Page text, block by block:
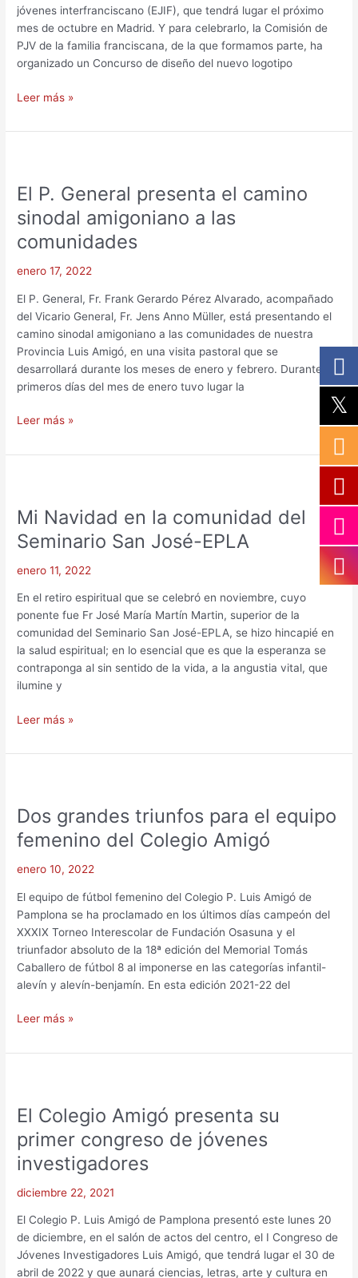
jóvenes interfranciscano (EJIF), que tendrá lugar el próximo
mes de octubre en Madrid. Y para celebrarlo, la Comisión de
PJV de la familia franciscana, de la que formamos parte, ha
organizado un Concurso de diseño del nuevo logotipo
Interfranciscana
Leer más »
El P. General presenta el camino
sinodal amigoniano a las
comunidades
enero 17, 2022
El P. General, Fr. Frank Gerardo Pérez Alvarado, acompañado
del Vicario General, Fr. Jens Anno Müller, está presentando el
camino sinodal amigoniano a las comunidades de nuestra
Provincia Luis Amigó, en una visita pastoral que se
desarrollará durante los meses de enero y febrero. Durante los
primeros días del mes de enero tuvo lugar la
General
presenta
el
camino
amigoniano
a
las
comunidades
Leer más »
Mi Navidad en la comunidad del
Seminario San José-EPLA
enero 11, 2022
En el retiro espiritual que se celebró en noviembre, cuyo
ponente fue Fr José María Martín Martin, superior de la
comunidad del Seminario San José-EPLA, se hizo hincapié en
la salud espiritual; en lo esencial que es que la esperanza se
contraponga al sin sentido de la vida, a la angustia vital, que
ilumine y
en
la
comunidad
del
San
José-
EPLA
Leer más »
Dos grandes triunfos para el equipo
femenino del Colegio Amigó
enero 10, 2022
El equipo de fútbol femenino del Colegio P. Luis Amigó de
Pamplona se ha proclamado en los últimos días campeón del
XXXIX Torneo Interescolar de Fundación Osasuna y el
triunfador absoluto de la 18ª edición del Memorial Tomás
Caballero de fútbol 8 al imponerse en las categorías infantil-
alevín y alevín-benjamín. En esta edición 2021-22 del
triunfos
para
el
equipo
del
Colegio
Amigó
Leer más »
El Colegio Amigó presenta su
primer congreso de jóvenes
investigadores
diciembre 22, 2021
El Colegio P. Luis Amigó de Pamplona presentó este lunes 20
de diciembre, en el salón de actos del centro, el I Congreso de
Jóvenes Investigadores Luis Amigó, que tendrá lugar el 30 de
abril de 2022 y que aunará ciencias, letras, arte y cultura en
Amigó
presenta
su
primer
de
jóvenes
investigadores